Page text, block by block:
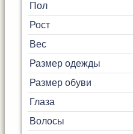
Пол
Рост
Вес
Размер одежды
Размер обуви
Глаза
Волосы